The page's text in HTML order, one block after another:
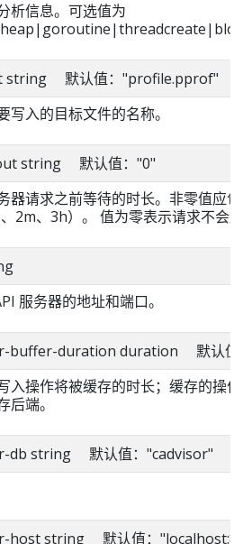
析信息。可选值为
string 默认值："profile.pprof"
写入的目标文件的名称。
string 默认值："0"
器请求之前等待的时长。非零值应包
2m、3h）。 值为零表示请求不会超
服务器的地址和端口。
buffer-duration duration 默认值
入操作将被缓存的时长；缓存的操作
后端。
db string 默认值："cadvisor"
host string 默认值：